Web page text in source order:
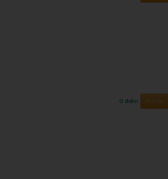
0 điểm Trả lời